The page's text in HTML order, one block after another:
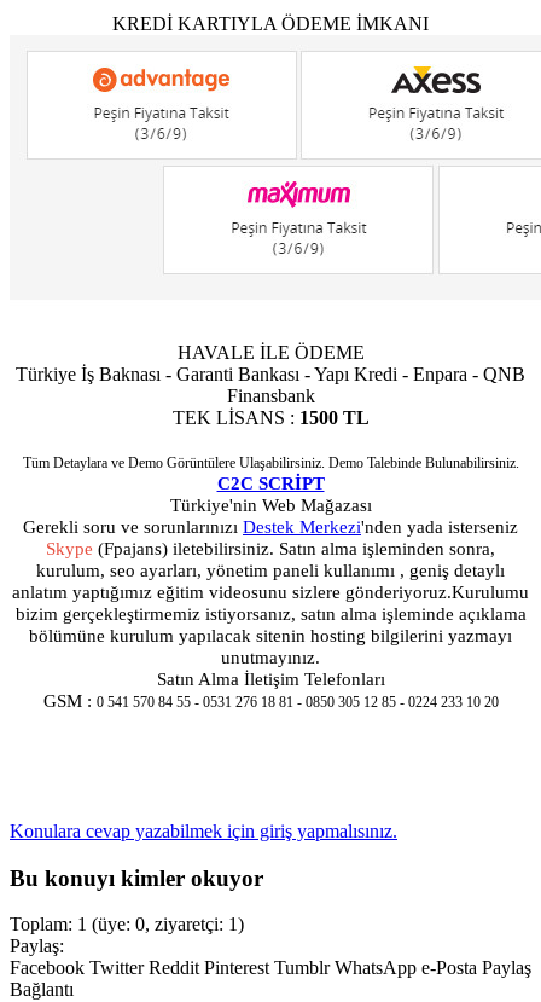
KREDİ KARTIYLA ÖDEME İMKANI
HAVALE İLE ÖDEME
Türkiye İş Baknası - Garanti Bankası - Yapı Kredi - Enpara - QNB
Finansbank
TEK LİSANS : 1500 TL
Tüm Detaylara ve Demo Görüntülere Ulaşabilirsiniz. Demo Talebinde Bulunabilirsiniz.
C2C SCRİPT
Türkiye'nin Web Mağazası
Gerekli soru ve sorunlarınızı Destek Merkezi'nden yada isterseniz
Skype (Fpajans) iletebilirsiniz. Satın alma işleminden sonra,
kurulum, seo ayarları, yönetim paneli kullanımı , geniş detaylı
anlatım yaptığımız eğitim videosunu sizlere gönderiyoruz.Kurulumu
bizim gerçekleştirmemiz istiyorsanız, satın alma işleminde açıklama
bölümüne kurulum yapılacak sitenin hosting bilgilerini yazmayı
unutmayınız.
Satın Alma İletişim Telefonları
GSM : 0 541 570 84 55 - 0531 276 18 81 - 0850 305 12 85 - 0224 233 10 20
Konulara cevap yazabilmek için giriş yapmalısınız.
Bu konuyı kimler okuyor
Toplam: 1 (üye: 0, ziyaretçi: 1)
Paylaş:
Facebook Twitter Reddit Pinterest Tumblr WhatsApp e-Posta Paylaş
Bağlantı